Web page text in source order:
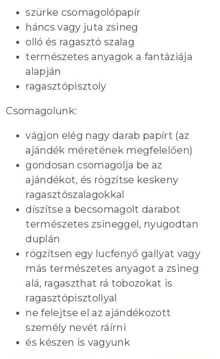
szürke csomagolópapír
háncs vagy juta zsineg
olló és ragasztó szalag
természetes anyagok a fantáziája
alapján
ragasztópisztoly
Csomagolunk:
vágjon elég nagy darab papírt (az
ajándék méretének megfelelően)
gondosan csomagolja be az
ajándékot, és rögzítse keskeny
ragasztószalagokkal
díszítse a becsomagolt darabot
természetes zsineggel, nyugodtan
duplán
rögzítsen egy lucfenyő gallyat vagy
más természetes anyagot a zsineg
alá, ragaszthat rá tobozokat is
ragasztópisztollyal
ne felejtse el az ajándékozott
személy nevét ráírni
és készen is vagyunk